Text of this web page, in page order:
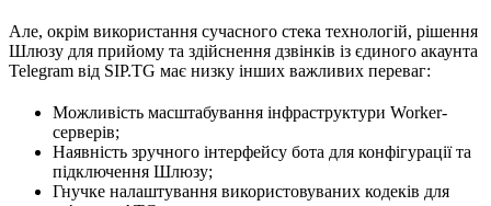
Але, окрім використання сучасного стека технологій, рішення
Шлюзу для прийому та здійснення дзвінків із єдиного акаунта
Telegram від SIP.TG має низку інших важливих переваг:
Можливість масштабування інфраструктури Worker-
серверів;
Наявність зручного інтерфейсу бота для конфігурації та
підключення Шлюзу;
Гнучке налаштування використовуваних кодеків для